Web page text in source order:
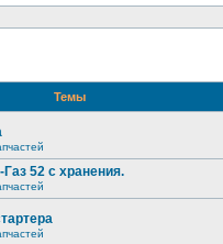
Темы
52 с хранения.